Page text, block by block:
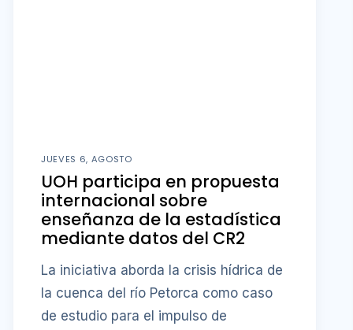
JUEVES 6, AGOSTO
UOH participa en propuesta
internacional sobre
enseñanza de la estadística
mediante datos del CR2
La iniciativa aborda la crisis hídrica de
la cuenca del río Petorca como caso
de estudio para el impulso de